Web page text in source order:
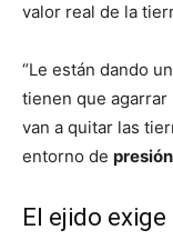
valor real de la
“Le están dando
tienen que agarrar
van a quitar las
entorno de
El ejido